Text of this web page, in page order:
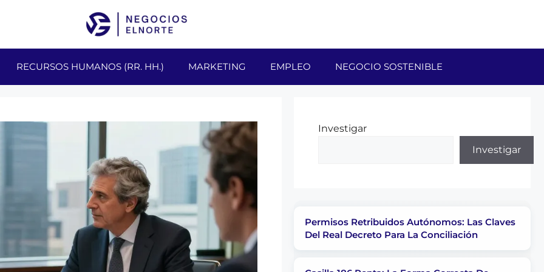
RECURSOS HUMANOS (RR. HH.) MARKETING EMPLEO NEGOCIO SOSTENIBLE
Investigar
Investigar
Permisos Retribuidos Autónomos: Las Claves
Del Real Decreto Para La Conciliación